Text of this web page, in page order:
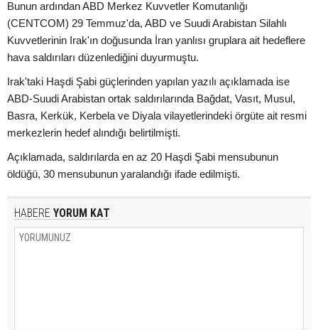
Bunun ardından ABD Merkez Kuvvetler Komutanlığı
(CENTCOM) 29 Temmuz'da, ABD ve Suudi Arabistan Silahlı
Kuvvetlerinin Irak'ın doğusunda İran yanlısı gruplara ait hedeflere
hava saldırıları düzenlediğini duyurmuştu.
Irak'taki Haşdi Şabi güçlerinden yapılan yazılı açıklamada ise
ABD-Suudi Arabistan ortak saldırılarında Bağdat, Vasıt, Musul,
Basra, Kerkük, Kerbela ve Diyala vilayetlerindeki örgüte ait resmi
merkezlerin hedef alındığı belirtilmişti.
Açıklamada, saldırılarda en az 20 Haşdi Şabi mensubunun
öldüğü, 30 mensubunun yaralandığı ifade edilmişti.
HABERE YORUM KAT